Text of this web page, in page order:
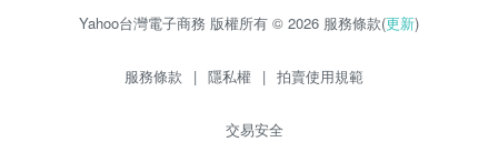
Yahoo台灣電子商務 版權所有 © 2026 服務條款(更新)
服務條款 | 隱私權 | 拍賣使用規範
交易安全